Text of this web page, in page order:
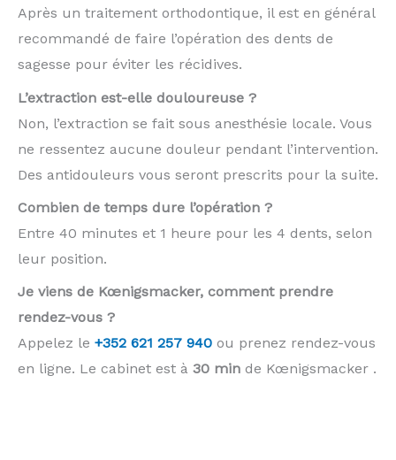
Après un traitement orthodontique, il est en général
recommandé de faire l’opération des dents de
sagesse pour éviter les récidives.
L’extraction est-elle douloureuse ?
Non, l’extraction se fait sous anesthésie locale. Vous
ne ressentez aucune douleur pendant l’intervention.
Des antidouleurs vous seront prescrits pour la suite.
Combien de temps dure l’opération ?
Entre 40 minutes et 1 heure pour les 4 dents, selon
leur position.
Je viens de Kœnigsmacker, comment prendre
rendez-vous ?
Appelez le +352 621 257 940 ou prenez rendez-vous
en ligne. Le cabinet est à 30 min de Kœnigsmacker .